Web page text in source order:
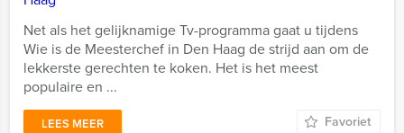
Net als het gelijknamige Tv-programma gaat u tijdens
Wie is de Meesterchef in Den Haag de strijd aan om de
lekkerste gerechten te koken. Het is het meest
populaire en ...
LEES MEER Favoriet